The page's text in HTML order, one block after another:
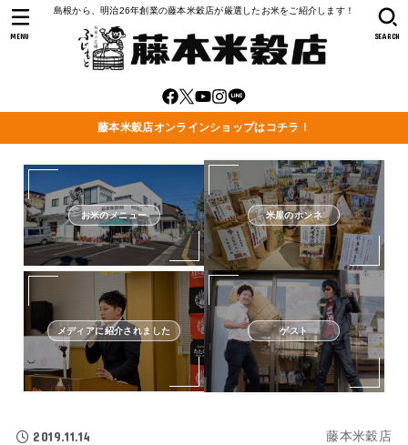
島根から、明治26年創業の藤本米穀店が厳選したお米をご紹介します！
SEARCH
MENU
藤本米穀店オンラインショップはコチラ！
お米のメニュー 米屋のホンネ
メディアに紹介されました ゲスト
2019.11.14 藤本米穀店